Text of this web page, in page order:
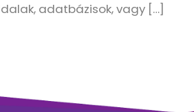
adatbázisok, vagy […]